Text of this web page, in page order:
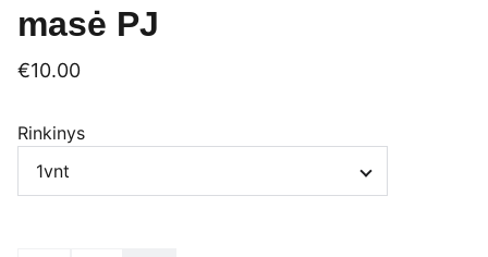
masė PJ
€10.00
Rinkinys